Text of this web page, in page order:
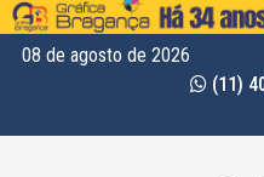
08 de agosto de 2026
(11)